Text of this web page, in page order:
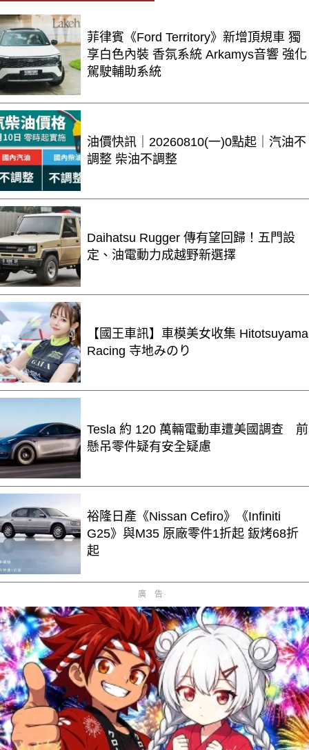
菲律賓《Ford Territory》新增頂規車 獨
享白色內裝 香氛系統 Arkamys音響 強化
駕駛輔助系統
油價快訊｜20260810(一)0點起｜汽油不
調整 柴油不調整
Daihatsu Rugger 傳有望回歸！五門設
定、油電動力成越野新選擇
【國王車訊】車模美女收集 Hitotsuyama
Racing 寺地みのり
Tesla 約 120 萬輛電動車遭美國調查 前
懸吊零件疑有安全疑慮
裕隆日產《Nissan Cefiro》《Infiniti
G25》與M35 原廠零件1折起 鈑烤68折
起
廣告